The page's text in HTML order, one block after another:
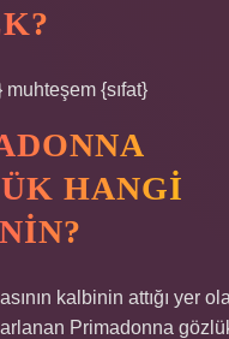
muhteşem {sıfat}
HANGI
kalbinin attığı yer
Primadonna